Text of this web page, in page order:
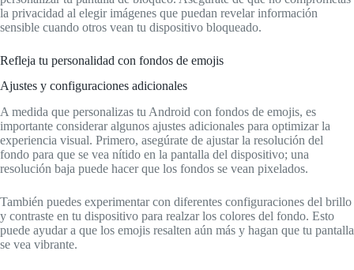
la privacidad al elegir imágenes que puedan revelar información
sensible cuando otros vean tu dispositivo bloqueado.
Refleja tu personalidad con fondos de emojis
Ajustes y configuraciones adicionales
A medida que personalizas tu Android con fondos de emojis, es
importante considerar algunos ajustes adicionales para optimizar la
experiencia visual. Primero, asegúrate de ajustar la resolución del
fondo para que se vea nítido en la pantalla del dispositivo; una
resolución baja puede hacer que los fondos se vean pixelados.
También puedes experimentar con diferentes configuraciones del brillo
y contraste en tu dispositivo para realzar los colores del fondo. Esto
puede ayudar a que los emojis resalten aún más y hagan que tu pantalla
se vea vibrante.